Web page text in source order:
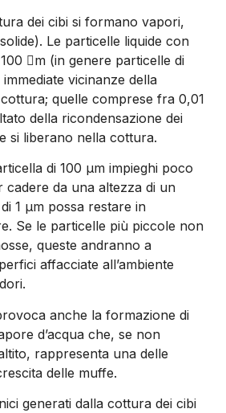
dei cibi si formano vapori,
Le particelle liquide con
m (in genere particelle di
vicinanze della
quelle comprese fra 0,01
della ricondensazione dei
si liberano nella cottura.
di 100 µm impieghi poco
cadere da una altezza di un
1 µm possa restare in
Se le particelle più piccole non
queste andranno a
affacciate all’ambiente
anche la formazione di
d’acqua che, se non
rappresenta una delle
delle muffe.
generati dalla cottura dei cibi